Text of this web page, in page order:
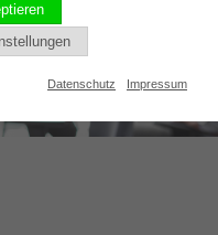
Datenschutz Impressum